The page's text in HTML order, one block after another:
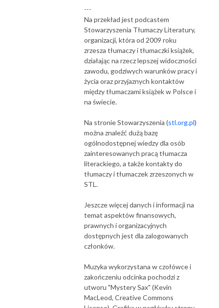
---
Na przekład jest podcastem
Stowarzyszenia Tłumaczy Literatury,
organizacji, która od 2009 roku
zrzesza tłumaczy i tłumaczki książek,
działając na rzecz lepszej widoczności
zawodu, godziwych warunków pracy i
życia oraz przyjaznych kontaktów
między tłumaczami książek w Polsce i
na świecie.
Na stronie Stowarzyszenia (stl.org.pl)
można znaleźć dużą bazę
ogólnodostępnej wiedzy dla osób
zainteresowanych pracą tłumacza
literackiego, a także kontakty do
tłumaczy i tłumaczek zrzeszonych w
STL.
Jeszcze więcej danych i informacji na
temat aspektów finansowych,
prawnych i organizacyjnych
dostępnych jest dla zalogowanych
członków.
Muzyka wykorzystana w czołówce i
zakończeniu odcinka pochodzi z
utworu "Mystery Sax" (Kevin
MacLeod, Creative Commons